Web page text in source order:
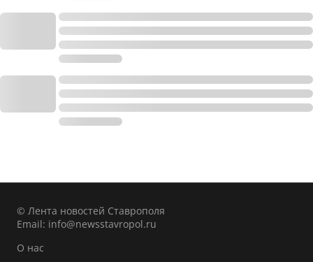
© Лента новостей Ставрополя
Email: info@newsstavropol.ru
О нас